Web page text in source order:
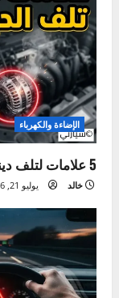
الصيانة الدورية
دليلك لتغيير
خالد يوليو 28, 2026